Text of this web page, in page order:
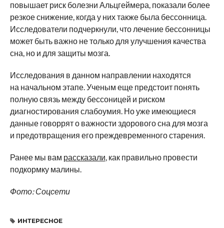
повышает риск болезни Альцгеймера, показали более
резкое снижение, когда у них также была бессонница.
Исследователи подчеркнули, что лечение бессонницы
может быть важно не только для улучшения качества
сна, но и для защиты мозга.
Исследования в данном направлении находятся
на начальном этапе. Ученым еще предстоит понять
полную связь между бессоницей и риском
диагностирования слабоумия. Но уже имеющиеся
данные говоррят о важности здорового сна для мозга
и предотвращения его преждевременного старения.
Ранее мы вам рассказали , как правильно провести
подкормку малины.
Фото: Соцсети
ИНТЕРЕСНОЕ